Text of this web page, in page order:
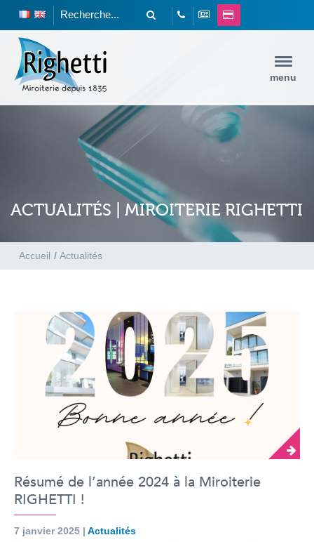
menu
ACTUALITÉS | MIROITERIE RIGHETTI
Accueil / Actualités
Résumé de l’année 2024 à la Miroiterie
RIGHETTI !
7 janvier 2025 | Actualités